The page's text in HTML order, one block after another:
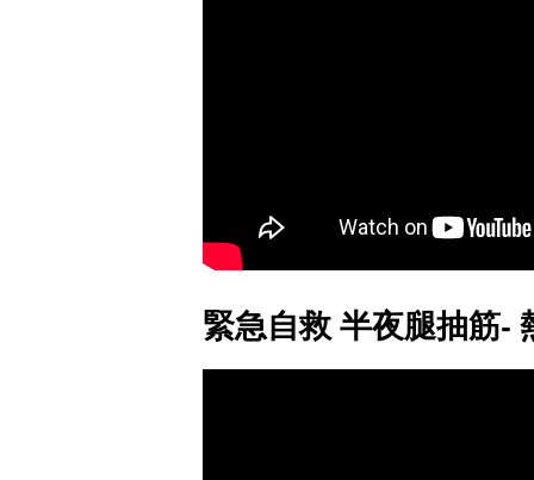
緊急自救 半夜腿抽筋-